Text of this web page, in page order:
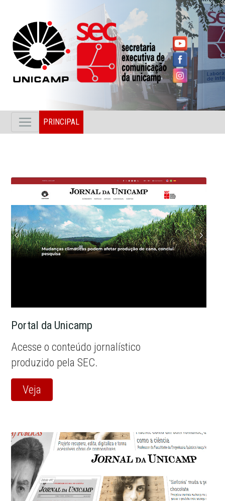
PRINCIPAL
Portal da Unicamp
Acesse o conteúdo jornalístico
produzido pela SEC.
Veja